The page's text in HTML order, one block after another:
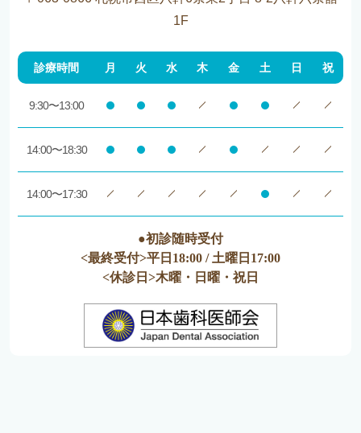
1F
診療時間 月 火 水 木 金 土 日 祝
9:30〜13:00
14:00〜18:30
14:00〜17:30
●初診随時受付
<最終受付>平日18:00 / 土曜日17:00
<休診日>木曜・日曜・祝日